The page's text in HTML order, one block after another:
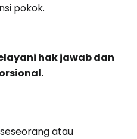
pokok.
hak jawab dan
atau